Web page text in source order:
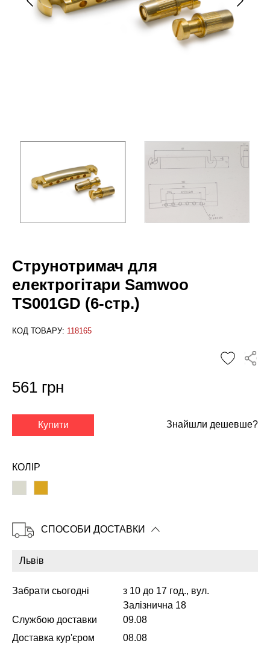
Струнотримач для
електрогітари Samwoo
TS001GD (6-стр.)
КОД ТОВАРУ: 118165
561 грн
Купити Знайшли дешевше?
КОЛІР
СПОСОБИ ДОСТАВКИ
Забрати сьогодні
з 10 до 17 год., вул.
Залізнична 18
Службою доставки
09.08
Доставка кур'єром
08.08